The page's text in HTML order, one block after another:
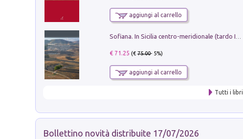
aggiungi al carrello
€ 71.25 (€75.00- 5%)
aggiungi al carrello
Tutti i libri
Bollettino novità distribuite 17/07/2026